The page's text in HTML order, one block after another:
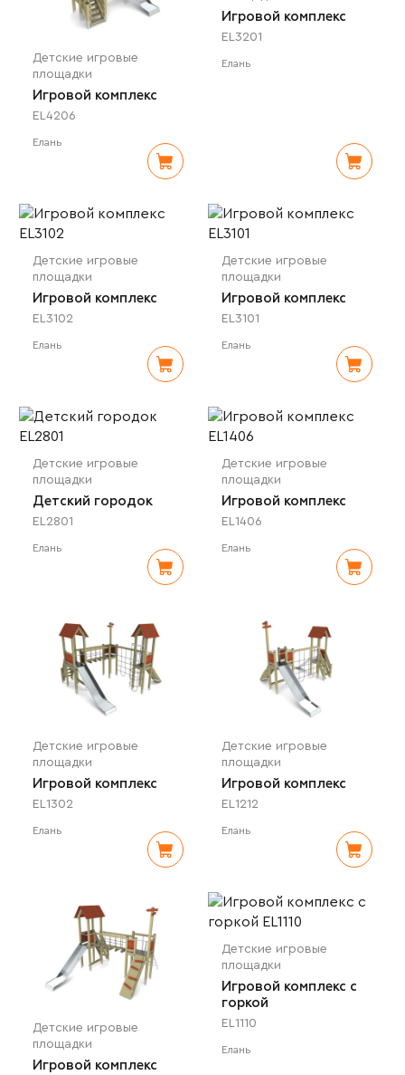
Детские игровые
площадки
Игровой комплекс
EL4206
Елань
Игровой комплекс
EL3201
Елань
Детские игровые
площадки
Игровой комплекс
EL3102
Елань
Детские игровые
площадки
Игровой комплекс
EL3101
Елань
Детские игровые
площадки
Детский городок
EL2801
Елань
Детские игровые
площадки
Игровой комплекс
EL1406
Елань
Детские игровые
площадки
Игровой комплекс
EL1302
Елань
Детские игровые
площадки
Игровой комплекс
EL1212
Елань
Детские игровые
площадки
Игровой комплекс
Детские игровые
площадки
Игровой комплекс с
горкой
EL1110
Елань